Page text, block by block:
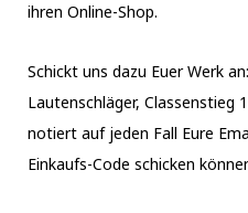
ihren Online-Shop.
Schickt uns dazu Euer Werk
Lautenschläger, Classenstieg
notiert auf jeden Fall Eure
Einkaufs-Code schicken